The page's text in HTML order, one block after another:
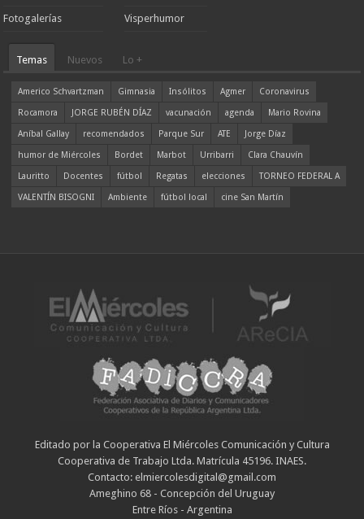
Fotogalerías Visperhumor
Temas Nuevos Lo +
Americo Schvartzman Gimnasia Insólitos Agmer
Coronavirus
Rocamora
JORGE RUBÉN DÍAZ vacunación agenda
Mario Rovina
Aníbal Gallay
recomendados Parque Sur ATE
Jorge Díaz
humor de Miércoles
Bordet Marbot Urribarri
Clara Chauvín
Lauritto
Docentes fútbol Regatas elecciones
TORNEO FEDERAL A
VALENTÍN BISOGNI
Ambiente fútbol local cine San Martín
Editado por la Cooperativa El Miércoles Comunicación y Cultura
Cooperativa de Trabajo Ltda. Matrícula 45196. INAES.
Contacto: elmiercolesdigital@gmail.com
Ameghino 68 - Concepción del Uruguay
Entre Ríos - Argentina